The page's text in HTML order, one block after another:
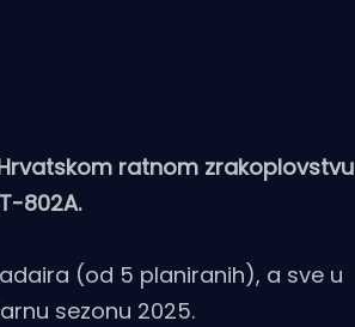
ratnom zrakoplovstvu
802A.
(od 5 planiranih), a sve u
sezonu 2025.